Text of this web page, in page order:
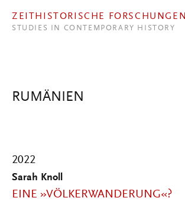
ZEITHISTORISCHE FORSCHUNGEN
STUDIES IN CONTEMPORARY HISTORY
RUMÄNIEN
2022
Sarah Knoll
EINE »VÖLKERWANDERUNG«?